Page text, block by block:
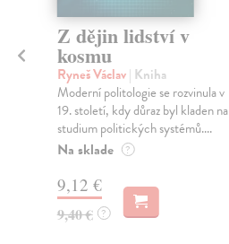
Z dějin lidství v
kosmu
Ryneš Václav| Kniha
Moderní politologie se rozvinula v
19. století, kdy důraz byl kladen na
studium politických systémů....
Na sklade ?
9,12 €
9,40 € ?